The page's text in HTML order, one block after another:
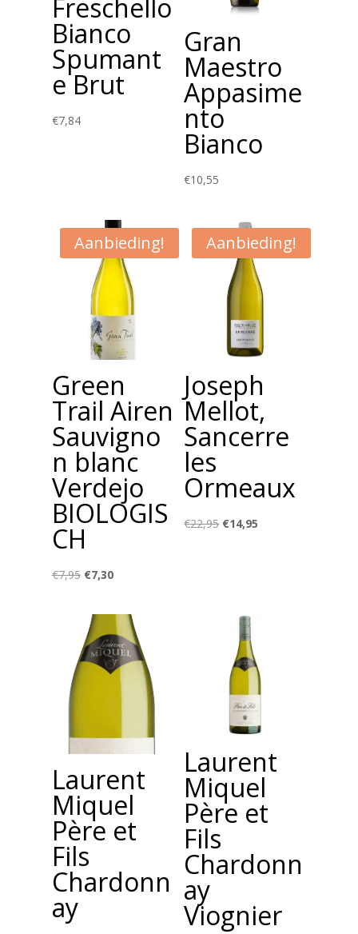
Freschello
Bianco
Spumant
e Brut
€7,84
Gran
Maestro
Appasime
nto
Bianco
€10,55
Aanbieding!
Green
Trail Airen
Sauvigno
n blanc
Verdejo
BIOLOGIS
CH
€7,95 Oorspronkelijke
was:
€7,95.
€7,30Huidige
is:
€7,30.
Aanbieding!
Joseph
Mellot,
Sancerre
les
Ormeaux
€22,95 Oorspronkelijke
€14,95
Laurent
Miquel
Père et
Fils
Chardonn
ay
Laurent
Miquel
Père et
Fils
Chardonn
ay
Viognier